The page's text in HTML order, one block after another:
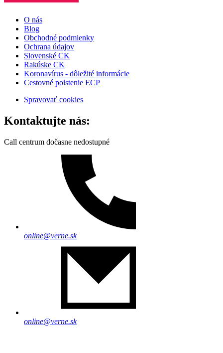
O nás
Blog
Obchodné podmienky
Ochrana údajov
Slovenské CK
Rakúske CK
Koronavírus - dôležité informácie
Cestovné poistenie ECP
Spravovať cookies
Kontaktujte nás:
Call centrum dočasne nedostupné
online@verne.sk
online@verne.sk